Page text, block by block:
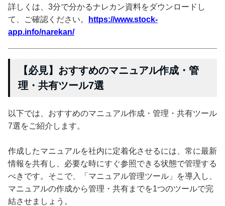
詳しくは、3分で分かるナレカン資料をダウンロードし
て、ご確認ください。
https://www.stock-
app.info/narekan/
【必見】おすすめのマニュアル作成・管
理・共有ツール7選
以下では、おすすめのマニュアル作成・管理・共有ツール
7選をご紹介します。
作成したマニュアルを社内に定着化させるには、常に最新
情報を共有し、必要な時にすぐ参照できる状態で管理する
べきです。そこで、「マニュアル管理ツール」を導入し、
マニュアルの作成から管理・共有までを1つのツールで完
結させましょう。